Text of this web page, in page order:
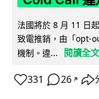
法國將於 8 月 11 日
致電推銷，由「opt-
機制。違...
閱讀全文
331 26 ↗